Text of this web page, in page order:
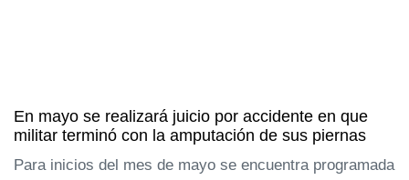
En mayo se realizará juicio por accidente en que
militar terminó con la amputación de sus piernas
Para inicios del mes de mayo se encuentra programada